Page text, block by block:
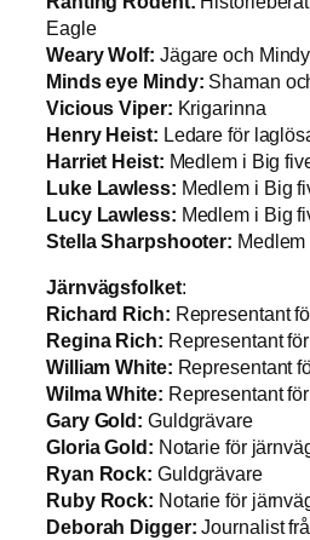
Eagle
Weary Wolf: Jägare och
Minds eye Mindy: Shaman
Vicious Viper: Krigarinna
Henry Heist: Ledare för
Harriet Heist: Medlem i Big
Luke Lawless: Medlem i Big
Lucy Lawless: Medlem i Big
Stella Sharpshooter:
Järnvägsfolket:
Richard Rich: Representant
Regina Rich: Representant
William White: Representant
Wilma White: Representant
Gary Gold: Guldgrävare
Gloria Gold: Notarie för
Ryan Rock: Guldgrävare
Ruby Rock: Notarie för
Deborah Digger:Journalist